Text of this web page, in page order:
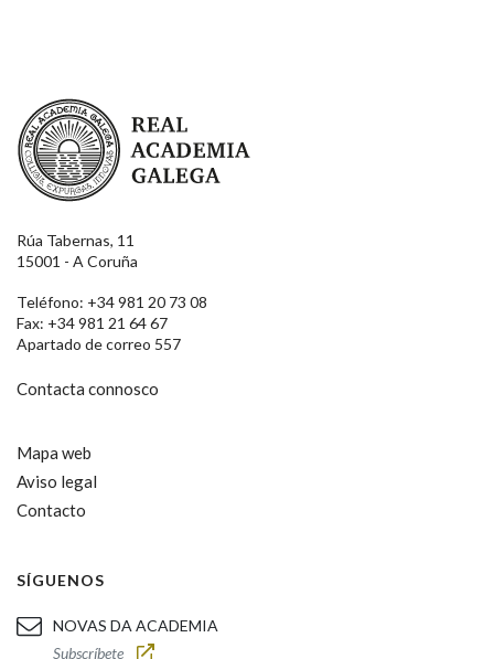
Real Academia Galega
Rúa Tabernas, 11
15001 - A Coruña
Teléfono: +34 981 20 73 08
Fax: +34 981 21 64 67
Apartado de correo 557
Contacta connosco
Mapa web
Aviso legal
Contacto
SÍGUENOS
NOVAS DA ACADEMIA
Subscríbete